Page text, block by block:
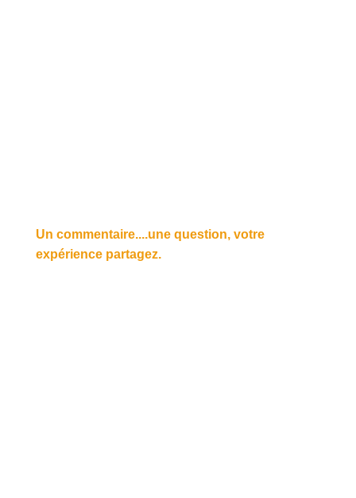
Un commentaire....une question, votre
expérience partagez.